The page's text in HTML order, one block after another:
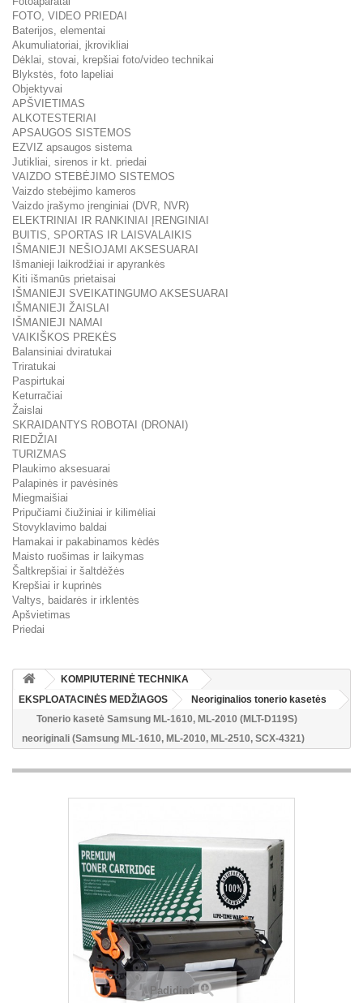
FOTO, VIDEO PRIEDAI
Baterijos, elementai
Akumuliatoriai, įkrovikliai
Dėklai, stovai, krepšiai foto/video technikai
Blykstės, foto lapeliai
Objektyvai
APŠVIETIMAS
ALKOTESTERIAI
APSAUGOS SISTEMOS
EZVIZ apsaugos sistema
Jutikliai, sirenos ir kt. priedai
VAIZDO STEBĖJIMO SISTEMOS
Vaizdo stebėjimo kameros
Vaizdo įrašymo įrenginiai (DVR, NVR)
ELEKTRINIAI IR RANKINIAI ĮRENGINIAI
BUITIS, SPORTAS IR LAISVALAIKIS
IŠMANIEJI NEŠIOJAMI AKSESUARAI
Išmanieji laikrodžiai ir apyrankės
Kiti išmanūs prietaisai
IŠMANIEJI SVEIKATINGUMO AKSESUARAI
IŠMANIEJI ŽAISLAI
IŠMANIEJI NAMAI
VAIKIŠKOS PREKĖS
Balansiniai dviratukai
Triratukai
Paspirtukai
Keturračiai
Žaislai
SKRAIDANTYS ROBOTAI (DRONAI)
RIEDŽIAI
TURIZMAS
Plaukimo aksesuarai
Palapinės ir pavėsinės
Miegmaišiai
Pripučiami čiužiniai ir kilimėliai
Stovyklavimo baldai
Hamakai ir pakabinamos kėdės
Maisto ruošimas ir laikymas
Šaltkrepšiai ir šaltdėžės
Krepšiai ir kuprinės
Valtys, baidarės ir irklentės
Apšvietimas
Priedai
KOMPIUTERINĖ TECHNIKA
EKSPLOATACINĖS MEDŽIAGOS
Neoriginalios tonerio kasetės
Tonerio kasetė Samsung ML-1610, ML-2010 (MLT-D119S)
neoriginali (Samsung ML-1610, ML-2010, ML-2510, SCX-4321)
Padidinti